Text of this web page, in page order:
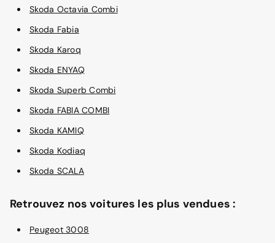
Skoda Octavia Combi
Skoda Fabia
Skoda Karoq
Skoda ENYAQ
Skoda Superb Combi
Skoda FABIA COMBI
Skoda KAMIQ
Skoda Kodiaq
Skoda SCALA
Retrouvez nos voitures les plus vendues :
Peugeot 3008